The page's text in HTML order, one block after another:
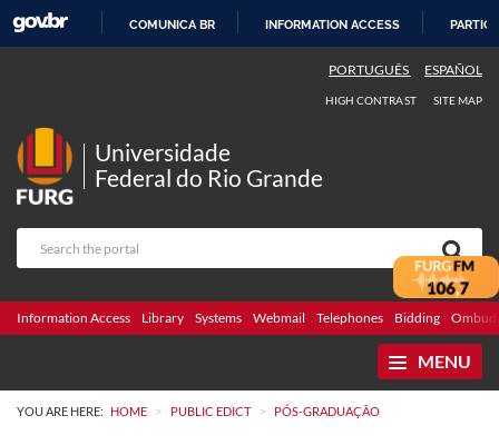
COMUNICA BR INFORMATION ACCESS
PORTUGUÊS ESPAÑOL
HIGH CONTRAST SITE MAP
Universidade
Federal do Rio Grande
Information Access Library Systems Webmail Telephones Bidding
MENU
YOU ARE HERE: HOME > PUBLIC EDICT > PÓS-GRADUAÇÃO